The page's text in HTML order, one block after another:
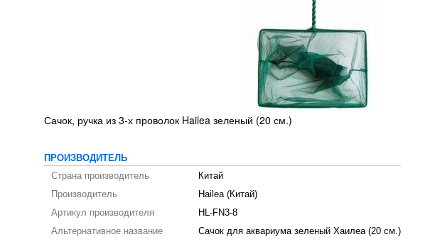
Сачок, ручка из 3-х проволок Hailea зеленый (20 см.)
ПРОИЗВОДИТЕЛЬ
Страна производитель
Китай
Производитель
Hailea (Китай)
Артикул производителя
HL-FN3-8
Альтернативное название
Сачок для аквариума зеленый Хаилеа (20 см.)